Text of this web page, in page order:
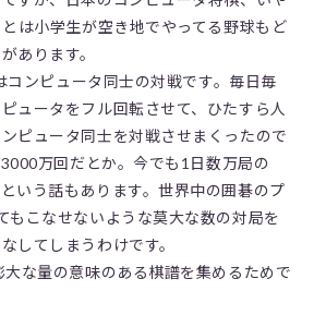
は小学生が空き地でやってる野球もど
あります。
ンピュータ同士の対戦です。毎日毎
ュータをフル回転させて、ひたすら人
ピュータ同士を対戦させまくったので
万回だとか。今でも1日数万局の
いう話もあります。世界中の囲碁のプ
もこなせないような莫大な数の対局を
してしまうわけです。
な量の意味のある棋譜を集めるためで